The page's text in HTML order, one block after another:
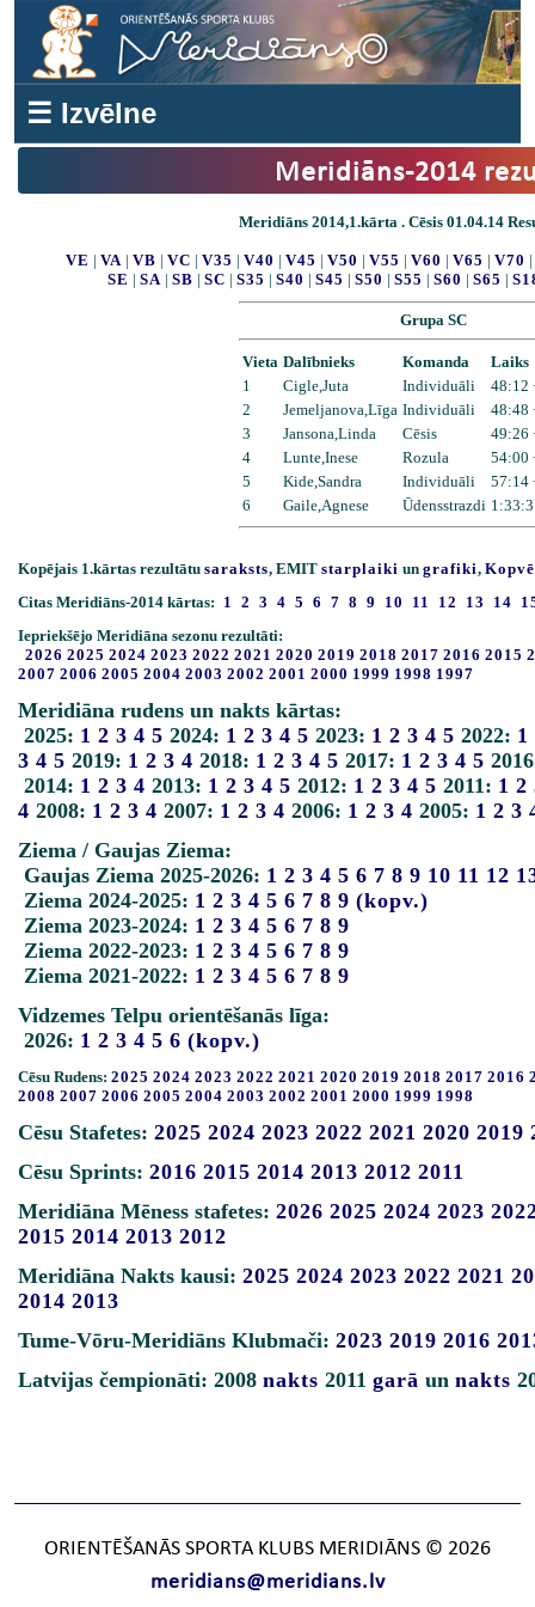
☰ Izvēlne
Meridiāns-2014
Meridiāns 2014,1.kārta . Cēsis 01.04.14
VE | VA | VB | VC | V35 | V40 | V45 | V50 | V55 | V60 | V65 | V70 |
SE | SA| SB | SC | S35 | S40 | S45 | S50 | S55 | S60 | S65 |
Grupa SC
Vieta Dalībnieks Komanda
Laiks
1
Cigle,Juta Individuāli
48:12
2
Jemeljanova,Līga Individuāli
48:48
3
Jansona,Linda Cēsis
49:26
4
Lunte,Inese Rozula
54:00
5
Kide,Sandra Individuāli
57:14
6
Gaile,Agnese Ūdensstrazdi
Kopējais 1.kārtas rezultātu saraksts, EMIT starplaiki un grafiki,
Citas Meridiāns-2014 kārtas: 1 2 3 4 5 6 7 8 9 10 11 12 13 14
Iepriekšējo Meridiāna sezonu rezultāti:
2026 2025 2024 2023 2022 2021 2020 2019 2018 2017 2016 2015
2007 2006 2005 2004 2003 2002 2001 2000 1999 1998 1997
Meridiāna rudens un nakts kārtas:
2025: 1 2 3 4 5 2024: 1 2 3 4 5 2023: 1 2 3 4 5 2022: 1
3 4 5 2019: 1 2 3 4 2018: 1 2 3 4 5 2017: 1 2 3 4 5
2014: 1 2 3 4 2013: 1 2 3 4 5 2012: 1 2 3 4 5 2011: 1 2
4 2008: 1 2 3 4 2007: 1 2 3 4 2006: 1 2 3 4 2005: 1 2 3
Ziema / Gaujas Ziema:
Gaujas Ziema 2025-2026: 1 2 3 4 5 6 7 8 9 10 11 12
Ziema 2024-2025: 1 2 3 4 5 6 7 8 9 (kopv.)
Ziema 2023-2024: 1 2 3 4 5 6 7 8 9
Ziema 2022-2023: 1 2 3 4 5 6 7 8 9
Ziema 2021-2022: 1 2 3 4 5 6 7 8 9
Vidzemes Telpu orientēšanās līga:
2026: 1 2 3 4 5 6 (kopv.)
Cēsu Rudens: 2025 2024 2023 2022 2021 2020 2019 2018 2017 2016
2008 2007 2006 2005 2004 2003 2002 2001 2000 1999 1998
Cēsu Stafetes: 2025 2024 2023 2022 2021 2020 2019
Cēsu Sprints: 2016 2015 2014 2013 2012 2011
Meridiāna Mēness stafetes: 2026 2025 2024 2023
2015 2014 2013 2012
Meridiāna Nakts kausi: 2025 2024 2023 2022 2021
2014 2013
Tume-Vōru-Meridiāns Klubmači: 2023 2019 2016
Latvijas čempionāti: 2008 nakts 2011 garā un nakts
ORIENTĒŠANĀS SPORTA KLUBS MERIDIĀNS © 2026
meridians@meridians.lv